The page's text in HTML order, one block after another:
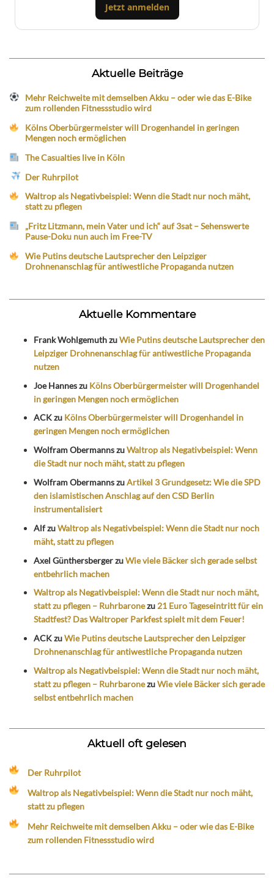
Jetzt anmelden
Aktuelle Beiträge
Mehr Reichweite mit demselben Akku – oder wie das E-Bike
zum rollenden Fitnessstudio wird
Kölns Oberbürgermeister will Drogenhandel in geringen
Mengen noch ermöglichen
The Casualties live in Köln
Der Ruhrpilot
Waltrop als Negativbeispiel: Wenn die Stadt nur noch mäht,
statt zu pflegen
„Fritz Litzmann, mein Vater und ich“ auf 3sat – Sehenswerte
Pause-Doku nun auch im Free-TV
Wie Putins deutsche Lautsprecher den Leipziger
Drohnenanschlag für antiwestliche Propaganda nutzen
Aktuelle Kommentare
Frank WohlgemuthzuWie Putins deutsche Lautsprecher den
Leipziger Drohnenanschlag für antiwestliche Propaganda
nutzen
Joe Hanneszu Kölns Oberbürgermeister will Drogenhandel
in geringen Mengen noch ermöglichen
ACKzu Kölns Oberbürgermeister will Drogenhandel in
geringen Mengen noch ermöglichen
Wolfram ObermannszuWaltrop als Negativbeispiel: Wenn
die Stadt nur noch mäht, statt zu pflegen
Wolfram ObermannszuArtikel 3 Grundgesetz: Wie die SPD
den islamistischen Anschlag auf den CSD Berlin
instrumentalisiert
AlfzuWaltrop als Negativbeispiel: Wenn die Stadt nur noch
mäht, statt zu pflegen
Axel GünthersbergerzuWie viele Bäcker sich gerade selbst
entbehrlich machen
Waltrop als Negativbeispiel: Wenn die Stadt nur noch mäht,
statt zu pflegen – Ruhrbaronezu 21 Euro Tageseintritt für ein
Stadtfest? Das Waltroper Parkfest spielt mit dem Feuer!
ACKzuWie Putins deutsche Lautsprecher den Leipziger
Drohnenanschlag für antiwestliche Propaganda nutzen
Waltrop als Negativbeispiel: Wenn die Stadt nur noch mäht,
statt zu pflegen – RuhrbaronezuWie viele Bäcker sich gerade
selbst entbehrlich machen
Aktuell oft gelesen
Der Ruhrpilot
Waltrop als Negativbeispiel: Wenn die Stadt nur noch mäht,
statt zu pflegen
Mehr Reichweite mit demselben Akku – oder wie das E-Bike
zum rollenden Fitnessstudio wird